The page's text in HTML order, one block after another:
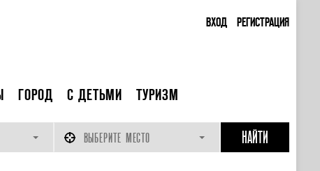
ВХОД РЕГИСТРАЦИЯ
ГОРОД С ДЕТЬМИ ТУРИЗМ
ВЫБЕРИТЕ МЕСТО